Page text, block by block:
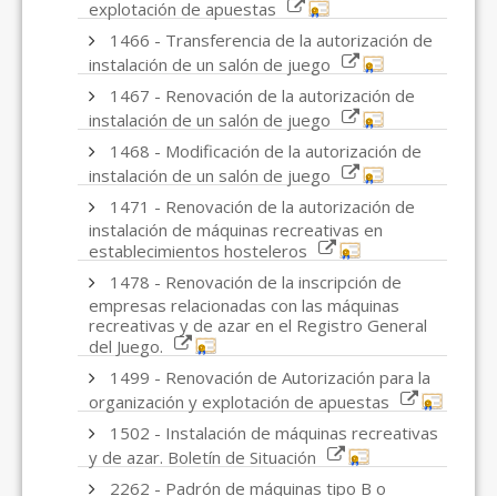
explotación de apuestas
1466 - Transferencia de la autorización de
instalación de un salón de juego
1467 - Renovación de la autorización de
instalación de un salón de juego
1468 - Modificación de la autorización de
instalación de un salón de juego
1471 - Renovación de la autorización de
instalación de máquinas recreativas en
establecimientos hosteleros
1478 - Renovación de la inscripción de
empresas relacionadas con las máquinas
recreativas y de azar en el Registro General
del Juego.
1499 - Renovación de Autorización para la
organización y explotación de apuestas
1502 - Instalación de máquinas recreativas
y de azar. Boletín de Situación
2262 - Padrón de máquinas tipo B o